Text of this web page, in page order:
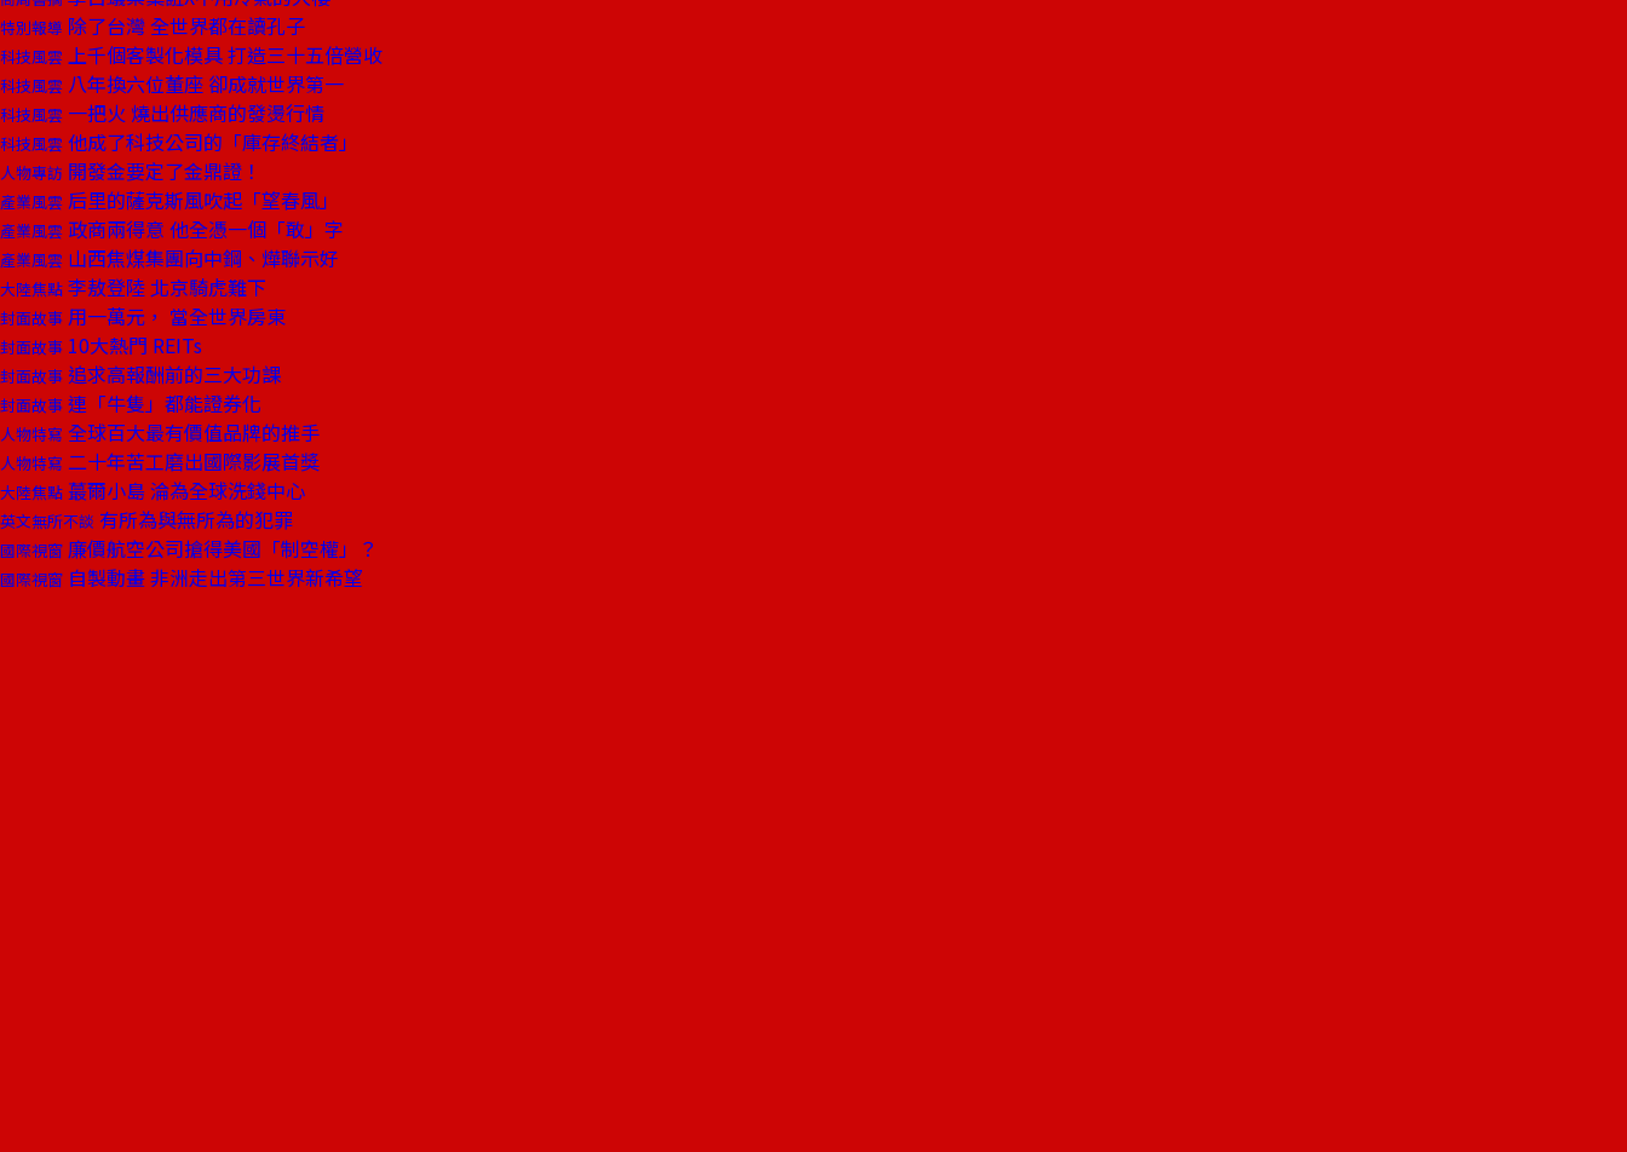
特別報導 除了台灣 全世界都在讀孔子
科技風雲 上千個客製化模具 打造三十五倍營收
科技風雲 八年換六位董座 卻成就世界第一
科技風雲 一把火 燒出供應商的發燙行情
科技風雲 他成了科技公司的「庫存終結者」
人物專訪 開發金要定了金鼎證！
產業風雲 后里的薩克斯風吹起「望春風」
產業風雲 政商兩得意 他全憑一個「敢」字
產業風雲 山西焦煤集團向中鋼、燁聯示好
大陸焦點 李敖登陸 北京騎虎難下
封面故事 用一萬元， 當全世界房東
封面故事 10大熱門 REITs
封面故事 追求高報酬前的三大功課
封面故事 連「牛隻」都能證券化
人物特寫 全球百大最有價值品牌的推手
人物特寫 二十年苦工磨出國際影展首獎
大陸焦點 蕞爾小島 淪為全球洗錢中心
英文無所不談 有所為與無所為的犯罪
國際視窗 廉價航空公司搶得美國「制空權」？
國際視窗 自製動畫 非洲走出第三世界新希望